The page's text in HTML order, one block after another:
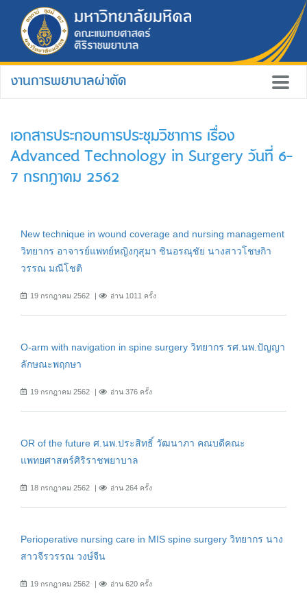
งานการพยาบาลผ่าตัด
เอกสารประกอบการประชุมวิชาการ เรื่อง
Advanced Technology in Surgery วันที่ 6-
7 กรกฎาคม 2562
New technique in wound coverage and nursing management
วิทยากร อาจารย์แพทย์หญิงกุสุมา ชินอรณุชัย นางสาวโชษกิา
วรรณ มณีโชติ
19 กรกฎาคม 2562 อ่าน 1011 ครั้ง
O-arm with navigation in spine surgery วิทยากร รศ.นพ.ปัญญา
ลักษณะพฤกษา
19 กรกฎาคม 2562 อ่าน 376 ครั้ง
OR of the future ศ.นพ.ประสิทธิ์ วัฒนาภา คณบดีคณะ
แพทยศาสตร์ศิริราชพยาบาล
18 กรกฎาคม 2562 อ่าน 264 ครั้ง
Perioperative nursing care in MIS spine surgery วิทยากร นาง
สาวจีรวรรณ วงษ์จีน
19 กรกฎาคม 2562 อ่าน 620 ครั้ง